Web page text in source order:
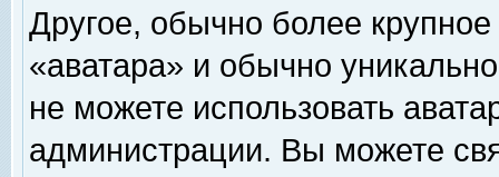
Другое, обычно более
«аватара» и обычно
не можете использовать
администрации. Вы можете